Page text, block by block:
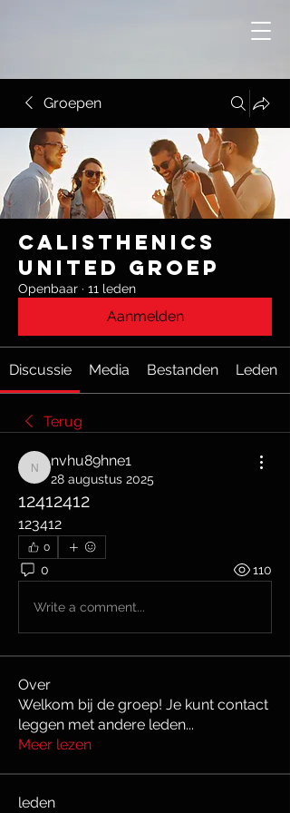
Groepen
Calisthenics
United groep
Openbaar · 11 leden
Aanmelden
Discussie Media Bestanden Leden
Terug
nvhu89hne1
nvhu89hne1
28 augustus 2025
12412412
123412
0
0 110
Write a comment...
Over
Welkom bij de groep! Je kunt contact
leggen met andere leden...
Meer lezen
leden